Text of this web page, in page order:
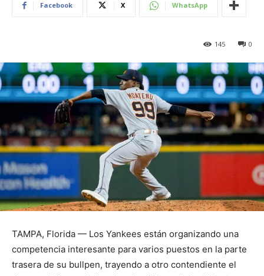
Facebook X WhatsApp
0
145
TAMPA, Florida — Los Yankees están organizando una
competencia interesante para varios puestos en la parte
trasera de su bullpen, trayendo a otro contendiente el